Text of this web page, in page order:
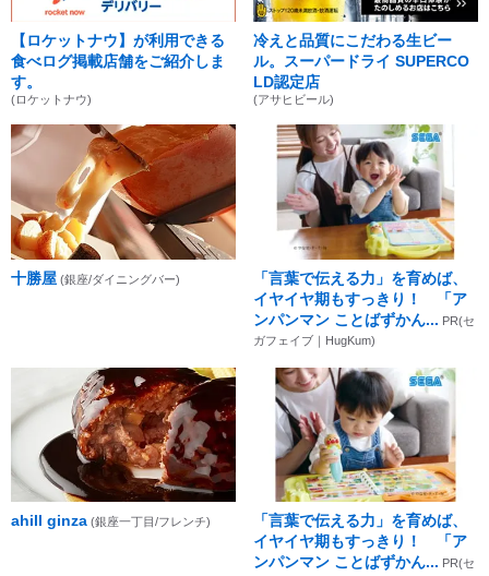
【ロケットナウ】が利用できる
食べログ掲載店舗をご紹介しま
す。
(ロケットナウ)
冷えと品質にこだわる生ビー
ル。スーパードライ SUPERCO
LD認定店
(アサヒビール)
十勝屋 (銀座/ダイニングバー)
「言葉で伝える力」を育めば、
イヤイヤ期もすっきり！ 「ア
ンパンマン ことばずかん... PR(セ
ガフェイブ｜HugKum)
ahill ginza (銀座一丁目/フレンチ)
「言葉で伝える力」を育めば、
イヤイヤ期もすっきり！ 「ア
ンパンマン ことばずかん... PR(セ